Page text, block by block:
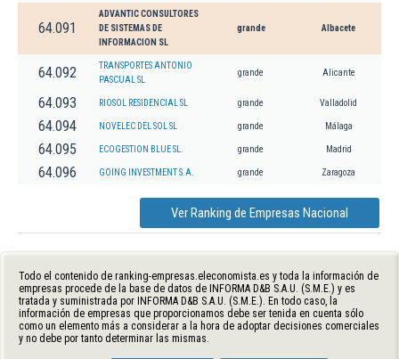
64.091
ADVANTIC CONSULTORES
DE SISTEMAS DE
INFORMACION SL
grande Albacete
64.092
TRANSPORTES ANTONIO
PASCUAL SL
grande Alicante
64.093 RIOSOL RESIDENCIAL SL grande Valladolid
64.094 NOVELEC DEL SOL SL grande Málaga
64.095 ECOGESTION BLUE SL. grande Madrid
64.096 GOING INVESTMENT S.A. grande Zaragoza
Ver Ranking de Empresas Nacional
Todo el contenido de ranking-empresas.eleconomista.es y toda la información de
empresas procede de la base de datos de INFORMA D&B S.A.U. (S.M.E.) y es
tratada y suministrada por INFORMA D&B S.A.U. (S.M.E.). En todo caso, la
información de empresas que proporcionamos debe ser tenida en cuenta sólo
como un elemento más a considerar a la hora de adoptar decisiones comerciales
y no debe por tanto determinar las mismas.